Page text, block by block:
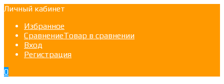
Личный кабинет
Избранное
СравнениеТовар в сравнении
Вход
Регистрация
0